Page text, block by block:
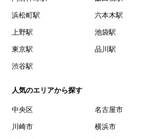
浜松町駅 六本木駅
上野駅 池袋駅
東京駅 品川駅
渋谷駅
人気のエリアから探す
中央区 名古屋市
川崎市 横浜市